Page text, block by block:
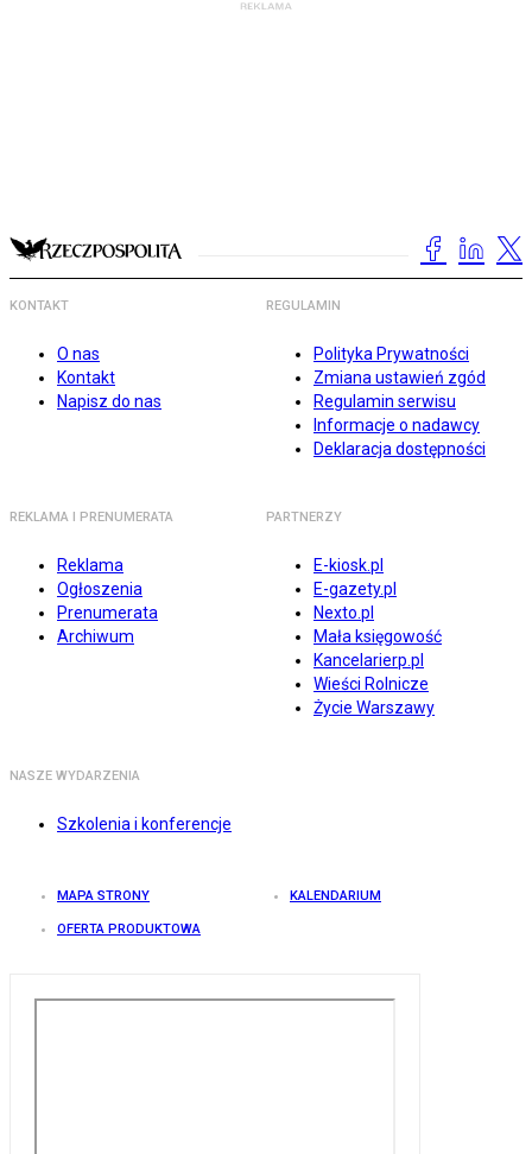
KONTAKT
O nas
Kontakt
Napisz do nas
REGULAMIN
Polityka Prywatności
Zmiana ustawień zgód
Regulamin serwisu
Informacje o nadawcy
Deklaracja dostępności
REKLAMA I PRENUMERATA
Reklama
Ogłoszenia
Prenumerata
Archiwum
PARTNERZY
E-kiosk.pl
E-gazety.pl
Nexto.pl
Mała księgowość
Kancelarierp.pl
Wieści Rolnicze
Życie Warszawy
NASZE WYDARZENIA
Szkolenia i konferencje
MAPA STRONY KALENDARIUM
OFERTA PRODUKTOWA